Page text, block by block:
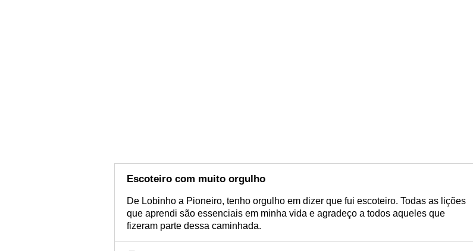
Escoteiro com muito orgulho
De Lobinho a Pioneiro, tenho orgulho em dizer que fui escoteiro. Todas as lições
que aprendi são essenciais em minha vida e agradeço a todos aqueles que
fizeram parte dessa caminhada.